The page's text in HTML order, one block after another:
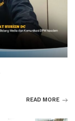
READ MORE